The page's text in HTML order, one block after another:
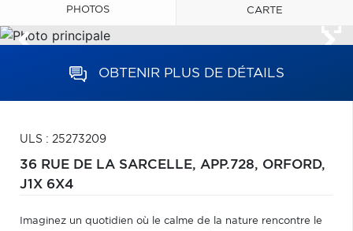
PHOTOS CARTE
OBTENIR PLUS DE DÉTAILS
ULS : 25273209
36 RUE DE LA SARCELLE, APP.728, ORFORD,
J1X 6X4
Imaginez un quotidien où le calme de la nature rencontre le